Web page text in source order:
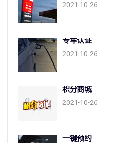
2021-10-26
专车认证
2021-10-26
积分商城
2021-10-26
一键预约